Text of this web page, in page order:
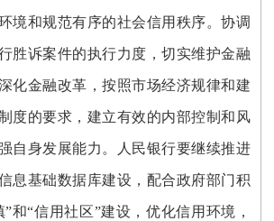
境和规范有序的社会信用秩序。协调
胜诉案件的执行力度，切实维护金融
化金融改革，按照市场经济规律和建
度的要求，建立有效的内部控制和风
自身发展能力。人民银行要继续推进
息基础数据库建设，配合政府部门积
和“信用社区”建设，优化信用环境，